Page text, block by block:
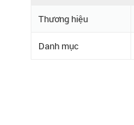
Thương hiệu
Danh mục